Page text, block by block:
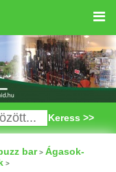
Keress >>
bar> Ágasok-
>